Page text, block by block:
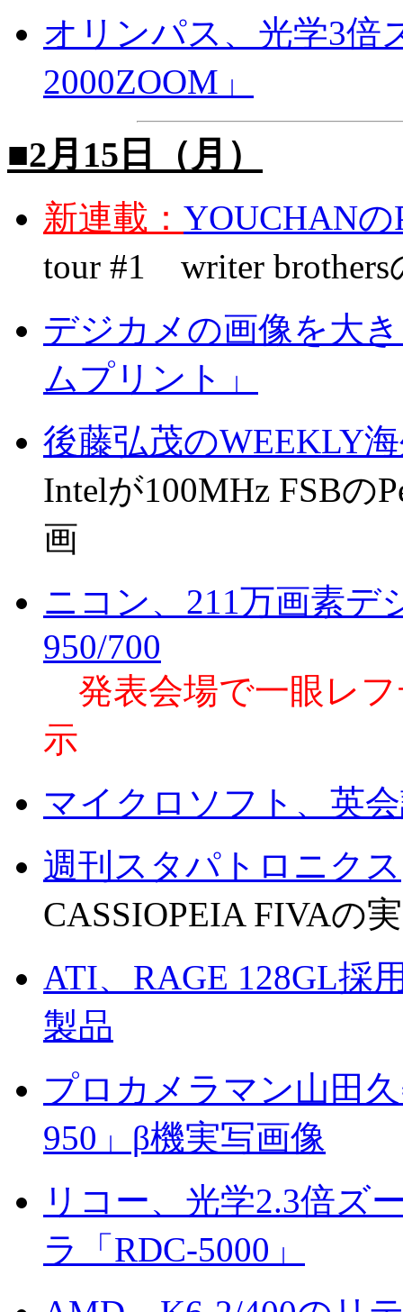
オリンパス、光学3倍
2000ZOOM」
■2月15日（月）
新連載： YOUCHAN
tour #1 writer brothers
デジカメの画像を大
ムプリント」
後藤弘茂のWEEKLY
Intelが100MHz FSBの
画
ニコン、211万画素デ
950/700
発表会場で一眼レ
示
マイクロソフト、英
週刊スタパトロニクス
CASSIOPEIA FIVAの
ATI、RAGE 128GL採
製品
プロカメラマン山田
950」β機実写画像
リコー、光学2.3倍ズ
ラ「RDC-5000」